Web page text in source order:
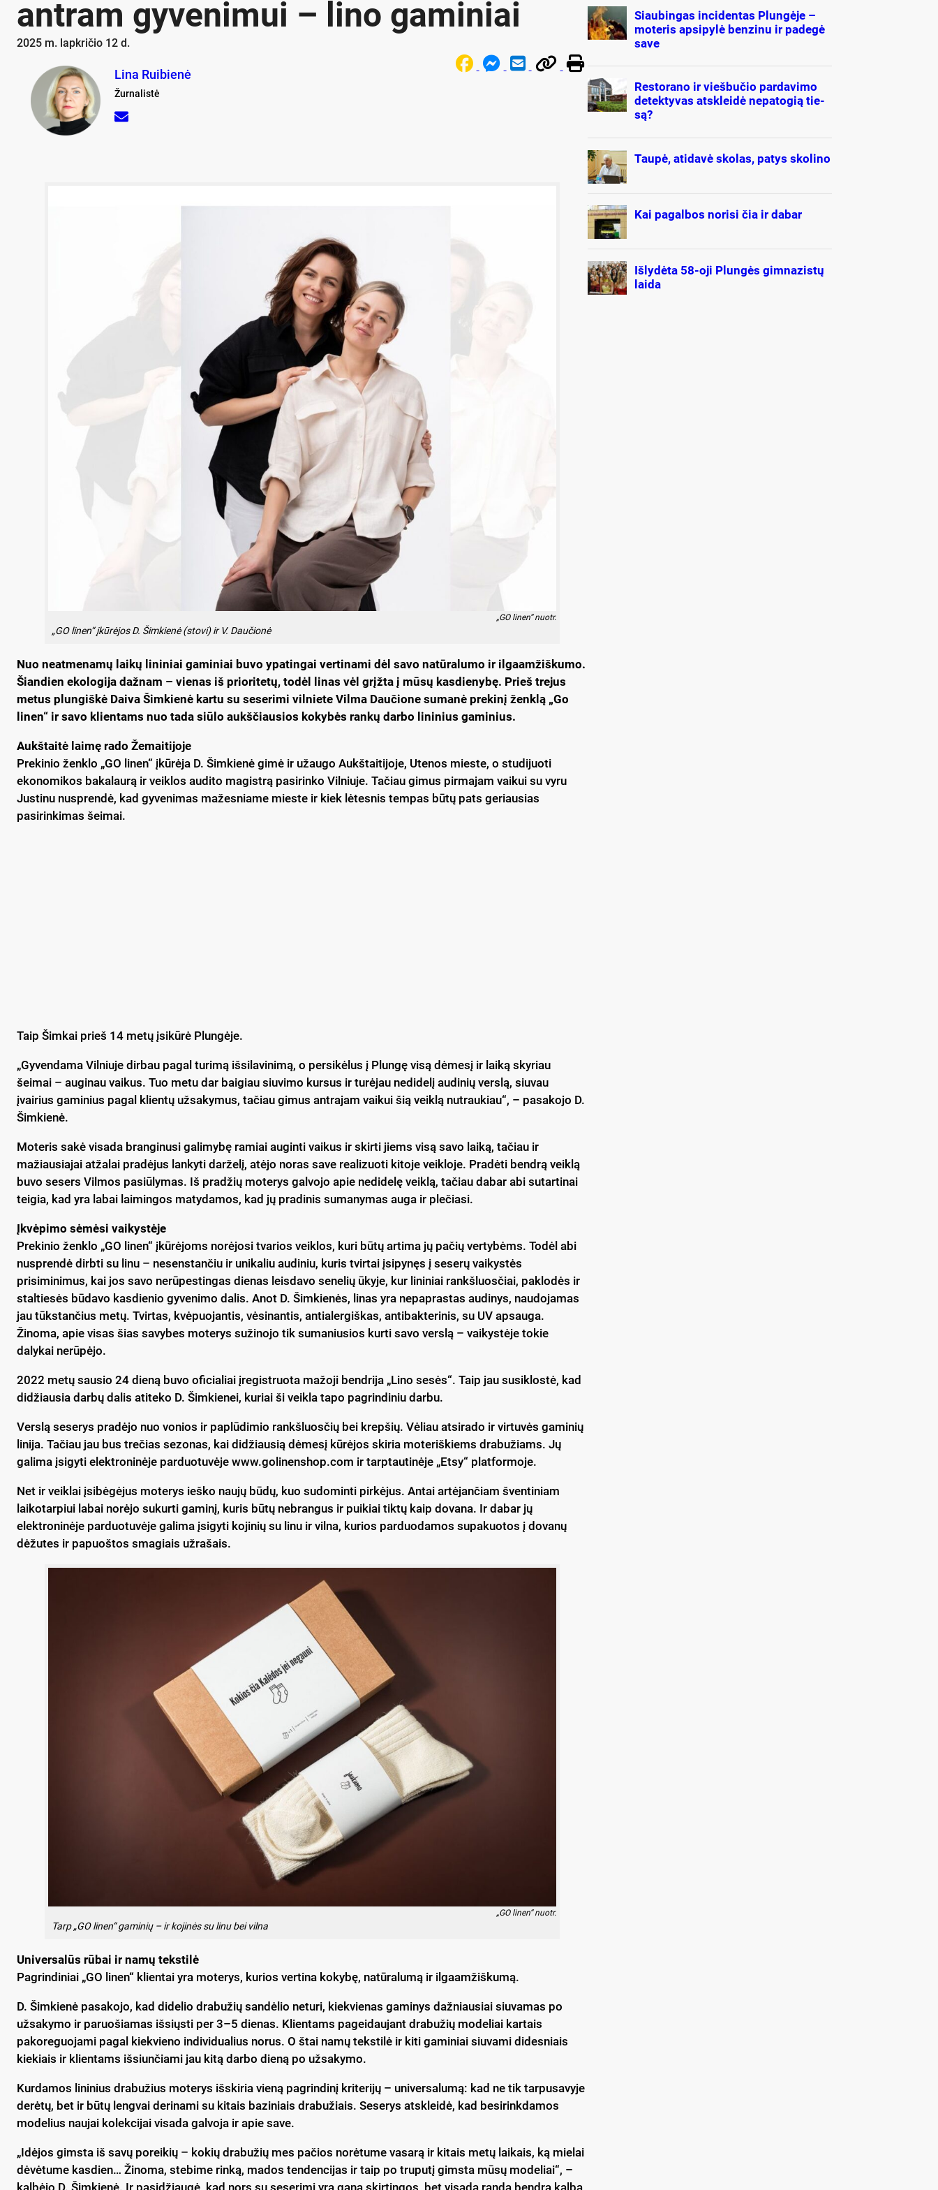
antram gyvenimui – lino gaminiai
2025 m. lapkričio 12 d.
Lina Ruibienė
Žurnalistė
„GO linen“ nuotr.
„GO linen“ įkūrėjos D. Šimkienė (stovi) ir V. Daučionė
Nuo neatmenamų laikų lininiai gaminiai buvo ypatingai vertinami dėl savo natūralumo ir ilgaamžiškumo.
Šiandien ekologija dažnam – vienas iš prioritetų, todėl linas vėl grįžta į mūsų kasdienybę. Prieš trejus
metus plungiškė Daiva Šimkienė kartu su seserimi vilniete Vilma Daučione sumanė prekinį ženklą „Go
linen“ ir savo klientams nuo tada siūlo aukščiausios kokybės rankų darbo lininius gaminius.
Aukštaitė laimę rado Žemaitijoje
Prekinio ženklo „GO linen“ įkūrėja D. Šimkienė gimė ir užaugo Aukštaitijoje, Utenos mieste, o studijuoti
ekonomikos bakalaurą ir veiklos audito magistrą pasirinko Vilniuje. Tačiau gimus pirmajam vaikui su vyru
Justinu nusprendė, kad gyvenimas mažesniame mieste ir kiek lėtesnis tempas būtų pats geriausias
pasirinkimas šeimai.
Taip Šimkai prieš 14 metų įsikūrė Plungėje.
„Gyvendama Vilniuje dirbau pagal turimą išsilavinimą, o persikėlus į Plungę visą dėmesį ir laiką skyriau
šeimai – auginau vaikus. Tuo metu dar baigiau siuvimo kursus ir turėjau nedidelį audinių verslą, siuvau
įvairius gaminius pagal klientų užsakymus, tačiau gimus antrajam vaikui šią veiklą nutraukiau“, – pasakojo D.
Šimkienė.
Moteris sakė visada branginusi galimybę ramiai auginti vaikus ir skirti jiems visą savo laiką, tačiau ir
mažiausiajai atžalai pradėjus lankyti darželį, atėjo noras save realizuoti kitoje veikloje. Pradėti bendrą veiklą
buvo sesers Vilmos pasiūlymas. Iš pradžių moterys galvojo apie nedidelę veiklą, tačiau dabar abi sutartinai
teigia, kad yra labai laimingos matydamos, kad jų pradinis sumanymas auga ir plečiasi.
Įkvėpimo sėmėsi vaikystėje
Prekinio ženklo „GO linen“ įkūrėjoms norėjosi tvarios veiklos, kuri būtų artima jų pačių vertybėms. Todėl abi
nusprendė dirbti su linu – nesenstančiu ir unikaliu audiniu, kuris tvirtai įsipynęs į seserų vaikystės
prisiminimus, kai jos savo nerūpestingas dienas leisdavo senelių ūkyje, kur lininiai rankšluosčiai, paklodės ir
staltiesės būdavo kasdienio gyvenimo dalis. Anot D. Šimkienės, linas yra nepaprastas audinys, naudojamas
jau tūkstančius metų. Tvirtas, kvėpuojantis, vėsinantis, antialergiškas, antibakterinis, su UV apsauga.
Žinoma, apie visas šias savybes moterys sužinojo tik sumaniusios kurti savo verslą – vaikystėje tokie
dalykai nerūpėjo.
2022 metų sausio 24 dieną buvo oficialiai įregistruota mažoji bendrija „Lino sesės“. Taip jau susiklostė, kad
didžiausia darbų dalis atiteko D. Šimkienei, kuriai ši veikla tapo pagrindiniu darbu.
Verslą seserys pradėjo nuo vonios ir paplūdimio rankšluosčių bei krepšių. Vėliau atsirado ir virtuvės gaminių
linija. Tačiau jau bus trečias sezonas, kai didžiausią dėmesį kūrėjos skiria moteriškiems drabužiams. Jų
galima įsigyti elektroninėje parduotuvėje www.golinenshop.com ir tarptautinėje „Etsy“ platformoje.
Net ir veiklai įsibėgėjus moterys ieško naujų būdų, kuo sudominti pirkėjus. Antai artėjančiam šventiniam
laikotarpiui labai norėjo sukurti gaminį, kuris būtų nebrangus ir puikiai tiktų kaip dovana. Ir dabar jų
elektroninėje parduotuvėje galima įsigyti kojinių su linu ir vilna, kurios parduodamos supakuotos į dovanų
dėžutes ir papuoštos smagiais užrašais.
„GO linen“ nuotr.
Tarp „GO linen“ gaminių – ir kojinės su linu bei vilna
Universalūs rūbai ir namų tekstilė
Pagrindiniai „GO linen“ klientai yra moterys, kurios vertina kokybę, natūralumą ir ilgaamžiškumą.
D. Šimkienė pasakojo, kad didelio drabužių sandėlio neturi, kiekvienas gaminys dažniausiai siuvamas po
užsakymo ir paruošiamas išsiųsti per 3–5 dienas. Klientams pageidaujant drabužių modeliai kartais
pakoreguojami pagal kiekvieno individualius norus. O štai namų tekstilė ir kiti gaminiai siuvami didesniais
kiekiais ir klientams išsiunčiami jau kitą darbo dieną po užsakymo.
Kurdamos lininius drabužius moterys išskiria vieną pagrindinį kriterijų – universalumą: kad ne tik tarpusavyje
derėtų, bet ir būtų lengvai derinami su kitais baziniais drabužiais. Seserys atskleidė, kad besirinkdamos
modelius naujai kolekcijai visada galvoja ir apie save.
„Idėjos gimsta iš savų poreikių – kokių drabužių mes pačios norėtume vasarą ir kitais metų laikais, ką mielai
dėvėtume kasdien… Žinoma, stebime rinką, mados tendencijas ir taip po truputį gimsta mūsų modeliai“, –
kalbėjo D. Šimkienė. Ir pasidžiaugė, kad nors su seserimi yra gana skirtingos, bet visada randa bendrą kalbą